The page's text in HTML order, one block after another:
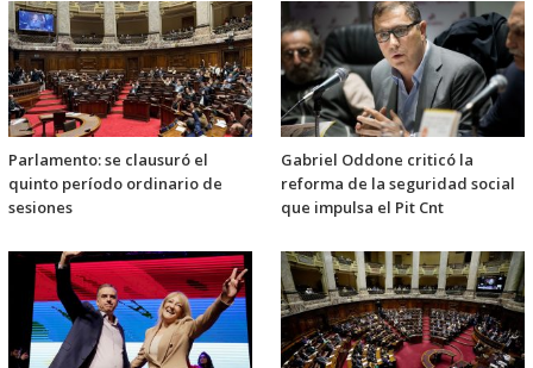
Parlamento: se clausuró el
quinto período ordinario de
sesiones
Gabriel Oddone criticó la
reforma de la seguridad social
que impulsa el Pit Cnt